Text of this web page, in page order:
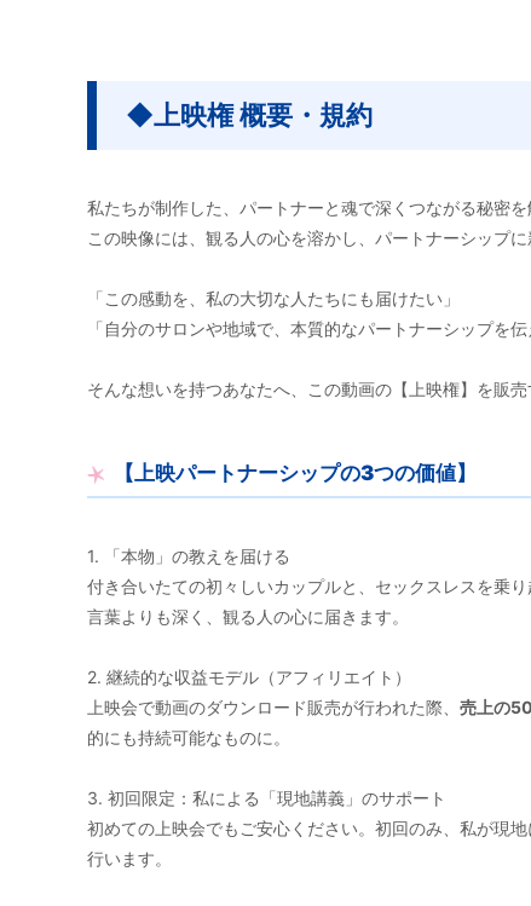
◆上映権 概要・規約
私たちが制作した、パートナーと魂で深くつながる秘密を
この映像には、観る人の心を溶かし、パートナーシップに
「この感動を、私の大切な人たちにも届けたい」
「自分のサロンや地域で、本質的なパートナーシップを伝
そんな想いを持つあなたへ、この動画の【上映権】を販売
【上映パートナーシップの3つの価値】
1. 「本物」の教えを届ける
付き合いたての初々しいカップルと、セックスレスを乗
言葉よりも深く、観る人の心に届きます。
2. 継続的な収益モデル（アフィリエイト）
上映会で動画のダウンロード販売が行われた際、 売上の
的にも持続可能なものに。
3. 初回限定：私による「現地講義」のサポート
初めての上映会でもご安心ください。初回のみ、私が現
行います。